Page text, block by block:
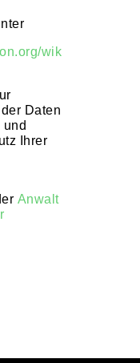
wik
Daten
Ihrer
Anwalt